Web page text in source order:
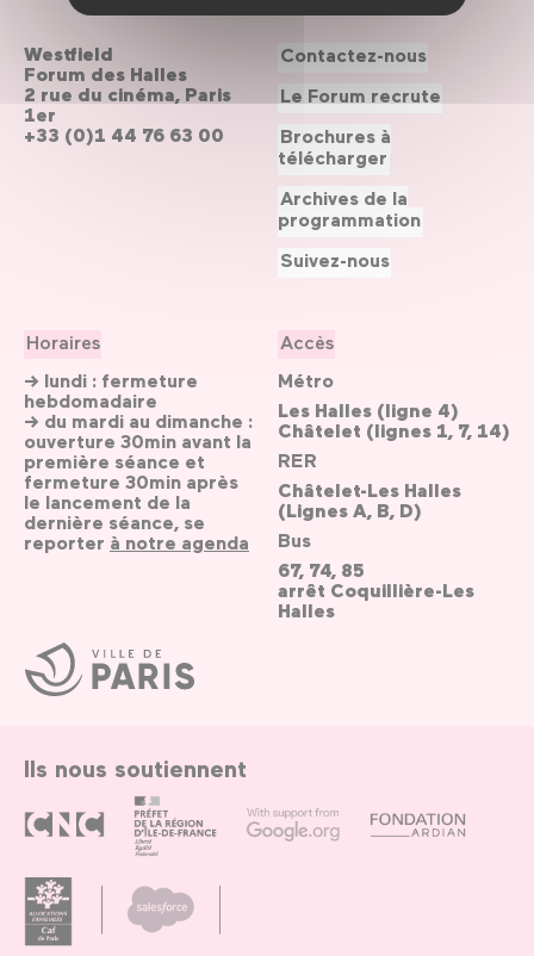
Ville
de
Paris
Westfield
Forum des Halles
2 rue du cinéma, Paris
1er
+33 (0)1 44 76 63 00
Horaires
→ lundi : fermeture
hebdomadaire
→ du mardi au dimanche :
ouverture 30min avant la
première séance et
fermeture 30min après
le lancement de la
dernière séance, se
reporter à notre agenda
Accès
Métro
Les Halles (ligne 4)
Châtelet (lignes 1, 7, 14)
RER
Châtelet-Les Halles
(Lignes A, B, D)
Bus
67, 74, 85
arrêt Coquillière-Les
Halles
Contactez-nous
Le Forum recrute
Brochures à
télécharger
Archives de la
programmation
Suivez-nous
Ils nous soutiennent